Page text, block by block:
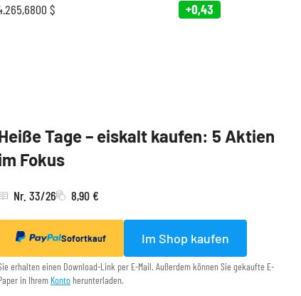
$ +0,43
Tage – eiskalt kaufen: 5 Aktien
Fokus
Nr. 33/26 8,90 €
Sofortkauf Im Shop kaufen
erhalten einen Download-Link per E-Mail. Außerdem können Sie gekaufte E-
in Ihrem Konto herunterladen.